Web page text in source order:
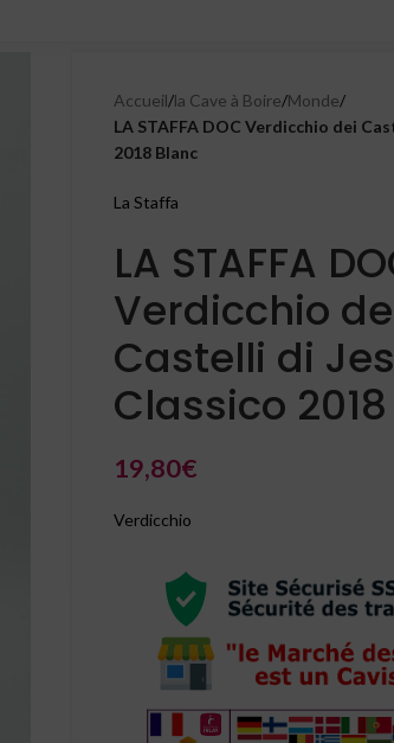
Accueil/la Cave à Boire/Monde/
LA STAFFA DOC Verdicchio dei
2018 Blanc
La Staffa
LA STAFFA
Verdicchio
Castelli di
Classico
19,80€
Verdicchio